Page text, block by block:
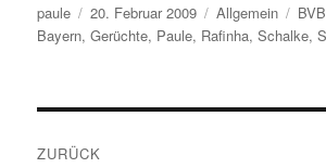
Autor
paule
Veröffentlicht
am
20. Februar 2009 Kategorien
Allgemein BVB
Bayern,Gerüchte, Paule, Rafinha,Schalke,
ZURÜCK